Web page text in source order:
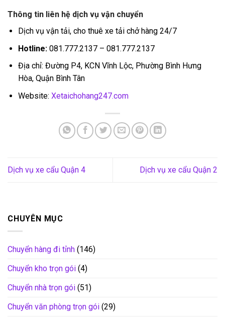
Thông tin liên hệ dịch vụ vận chuyển
Dịch vụ vận tải, cho thuê xe tải chở hàng 24/7
Hotline:081.777.2137 – 081.777.2137
Địa chỉ: Đường P4, KCN Vĩnh Lộc, Phường Bình Hưng
Hòa, Quận Bình Tân
Website: Xetaichohang247.com
Dịch vụ xe cẩu Quận 4 Dịch vụ xe cẩu Quận 2
CHUYÊN MỤC
Chuyển hàng đi tỉnh (146)
Chuyển kho trọn gói (4)
Chuyển nhà trọn gói (51)
Chuyển văn phòng trọn gói (29)